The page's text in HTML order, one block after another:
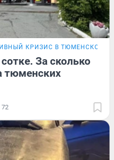
КРИЗИС В ТЮМЕНСКОЙ
За сколько
тюменских
72